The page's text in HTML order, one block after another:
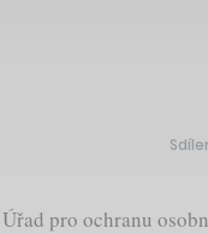
pro ochranu